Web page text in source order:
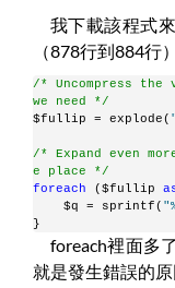
我下載該程式
（878行到884行
/* Uncompress
we need */
$fullip = explode(
/* Expand even
e place */
foreach ($fullip
    $q = sprintf(
}
foreach裡面多
就是發生錯誤的原